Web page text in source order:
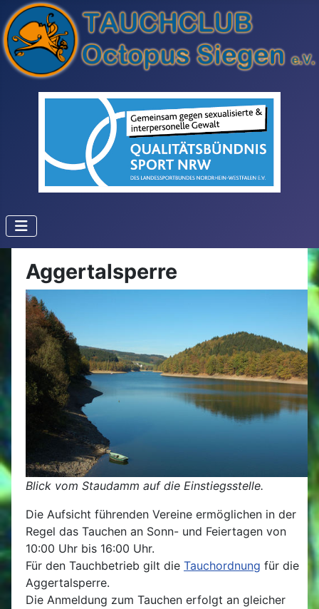
Aggertalsperre
Blick vom Staudamm auf die Einstiegsstelle.
Die Aufsicht führenden Vereine ermöglichen in der
Regel das Tauchen an Sonn- und Feiertagen von
10:00 Uhr bis 16:00 Uhr.
Für den Tauchbetrieb gilt die Tauchordnung für die
Aggertalsperre.
Die Anmeldung zum Tauchen erfolgt an gleicher